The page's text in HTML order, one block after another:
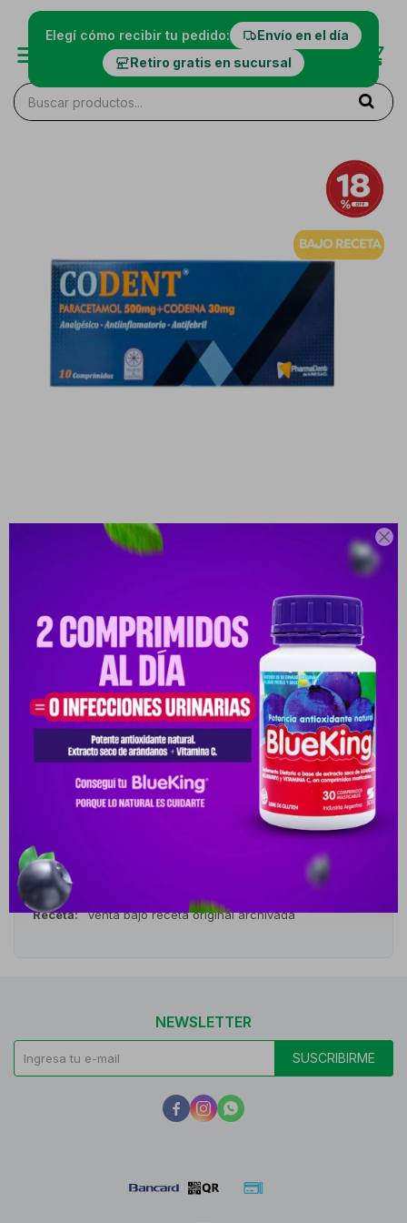

Elegí cómo recibir tu pedido:
Envío en el día
Retiro gratis en sucursal
PYG 42.000 PYG 34.440
Venta bajo receta
VER STOCK EN TIENDAS
Envíos
Cambios y Devoluciones
Características
Receta Venta bajo receta original archivada
NEWSLETTER
SUSCRIBIRME
  